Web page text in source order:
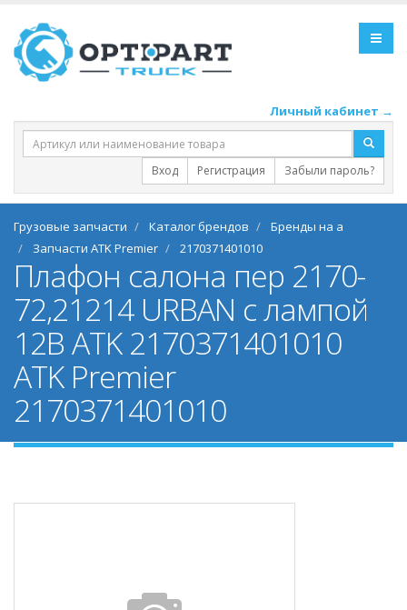
Личный кабинет →
Вход Регистрация Забыли пароль?
Грузовые запчасти Каталог брендов
Бренды на a
Запчасти ATK Premier
2170371401010
Плафон салона пер 2170-
72,21214 URBAN с лампой
12В ATK 2170371401010
ATK Premier
2170371401010